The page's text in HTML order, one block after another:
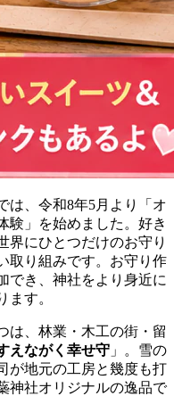
は、令和8年5月より「オ
験」を始めました。好き
界にひとつだけのお守り
取り組みです。お守り作
でき、神社をより身近に
ます。
は、林業・木工の街・留
えながく幸せ守 」。雪の
が地元の工房と幾度も打
神社オリジナルの逸品で